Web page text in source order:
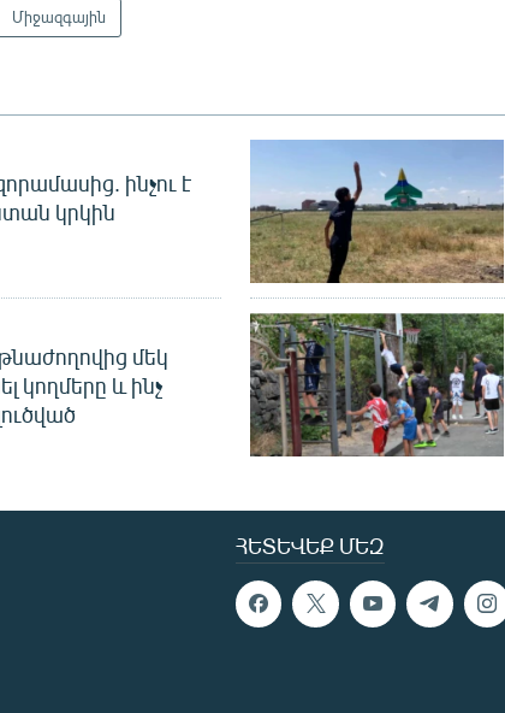
Միջազգային
ինչու է
կրկին
մեկ
կողմերը և ինչ
ՀԵՏԵՎԵՔ ՄԵԶ